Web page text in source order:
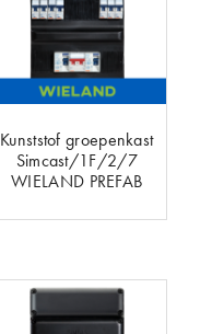
Kunststof groepenkast
Simcast/1F/2/7
WIELAND PREFAB